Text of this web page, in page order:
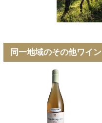
同一地域のその他ワイン